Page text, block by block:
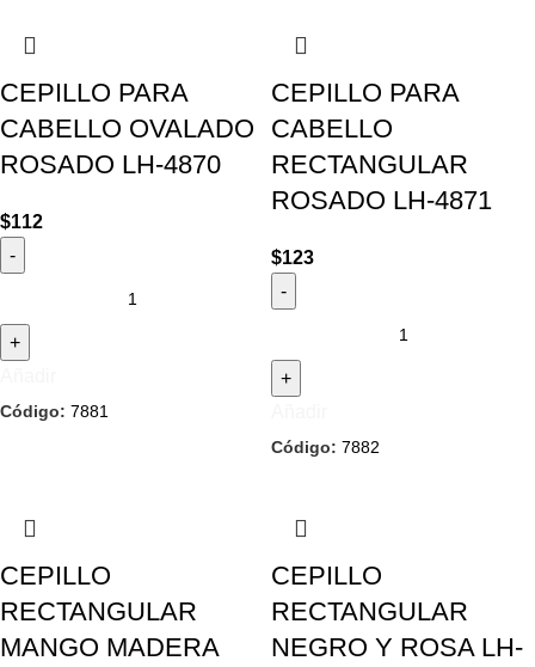
CEPILLO PARA
CABELLO OVALADO
ROSADO LH-4870
$112
Código: 7881
CEPILLO PARA
CABELLO
RECTANGULAR
ROSADO LH-4871
$123
Código: 7882
CEPILLO
RECTANGULAR
MANGO MADERA
CEPILLO
RECTANGULAR
NEGRO Y ROSA LH-